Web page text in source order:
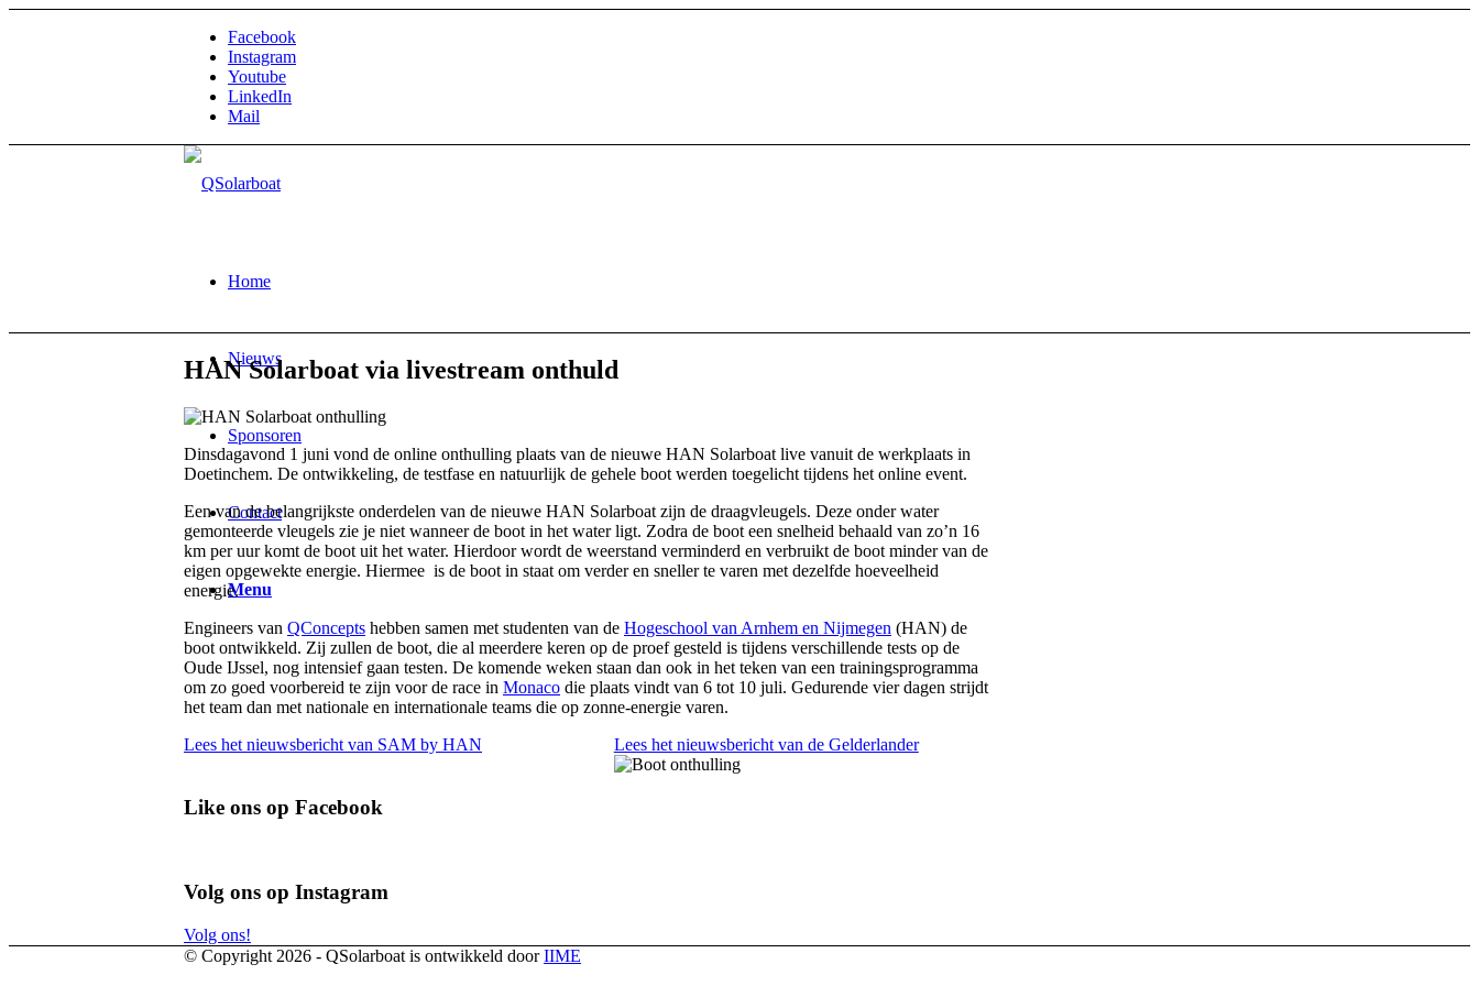
Facebook
Instagram
Youtube
LinkedIn
Mail
Home
Nieuws
Sponsoren
Contact
Menu
HAN Solarboat via livestream onthuld
Dinsdagavond 1 juni vond de online onthulling plaats van de nieuwe HAN Solarboat live vanuit de werkplaats in
Doetinchem. De ontwikkeling, de testfase en natuurlijk de gehele boot werden toegelicht tijdens het online event.
Een van de belangrijkste onderdelen van de nieuwe HAN Solarboat zijn de draagvleugels. Deze onder water
gemonteerde vleugels zie je niet wanneer de boot in het water ligt. Zodra de boot een snelheid behaald van zo’n 16
km per uur komt de boot uit het water. Hierdoor wordt de weerstand verminderd en verbruikt de boot minder van de
eigen opgewekte energie. Hiermee is de boot in staat om verder en sneller te varen met dezelfde hoeveelheid
energie.
Engineers van QConcepts hebben samen met studenten van de Hogeschool van Arnhem en Nijmegen (HAN) de
boot ontwikkeld. Zij zullen de boot, die al meerdere keren op de proef gesteld is tijdens verschillende tests op de
Oude IJssel, nog intensief gaan testen. De komende weken staan dan ook in het teken van een trainingsprogramma
om zo goed voorbereid te zijn voor de race in Monaco die plaats vindt van 6 tot 10 juli. Gedurende vier dagen strijdt
het team dan met nationale en internationale teams die op zonne-energie varen.
Lees het nieuwsbericht van SAM by HAN
Lees het nieuwsbericht van de Gelderlander
Like ons op Facebook
Volg ons op Instagram
Volg ons!
© Copyright 2026 - QSolarboat is ontwikkeld doorIIME